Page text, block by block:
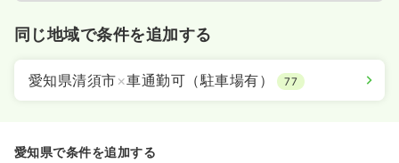
同じ地域で条件を追加する
愛知県清須市×車通勤可（駐車場有） 77
愛知県で条件を追加する